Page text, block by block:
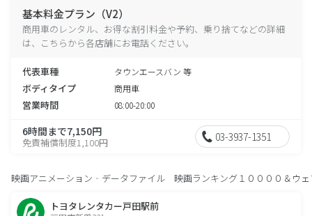
基本料金プラン（V2）
商用車のレンタル、お得な割引料金や予約、乗り捨てなどの詳細
は、こちらから各店舗にお電話ください。
代表車種 タウンエースバン 等
ボディタイプ 商用車
営業時間 08:00-20:00
6時間まで7,150円
免責補償制度1,100円 03-3937-1351
映画アニメーション‐データファイル 映画ランキング１００００＆ウェ
トヨタレンタカー戸田駅前